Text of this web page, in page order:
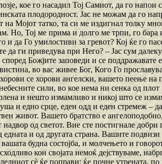
кое го насадил Тој Самиот, да го
плодородност. Јас не можам да го
Мојот татко, та си ме издигнал толку
Но, Тој ме прима и долго ме трпи, го
и да Го умилостиви за гревот? Кој ќе го
да ги приведува при Него? – Јас сум
Божјите заповеди и се поддражавате
во вас живее Бог, Кого Го
се хорови ангелски, вашето пеење на
сили, во кое нема ни сенка од
и нешто измамливо и никој што се
и едно срце, еден одд и еден стремеж –
живот. Вашето братство е
надвор од светот. Вие сте постигнале
едната и од другата страна. Вашите
будна состојба, и молчењето и
кон својата немоќ дејствуваме,
сѐ ќе поправи: ќе почне утрената,